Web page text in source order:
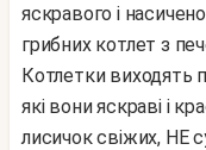
яскравого і
грибних котлет з
Котлетки виходять
які вони яскраві і
лисичок свіжих, НЕ